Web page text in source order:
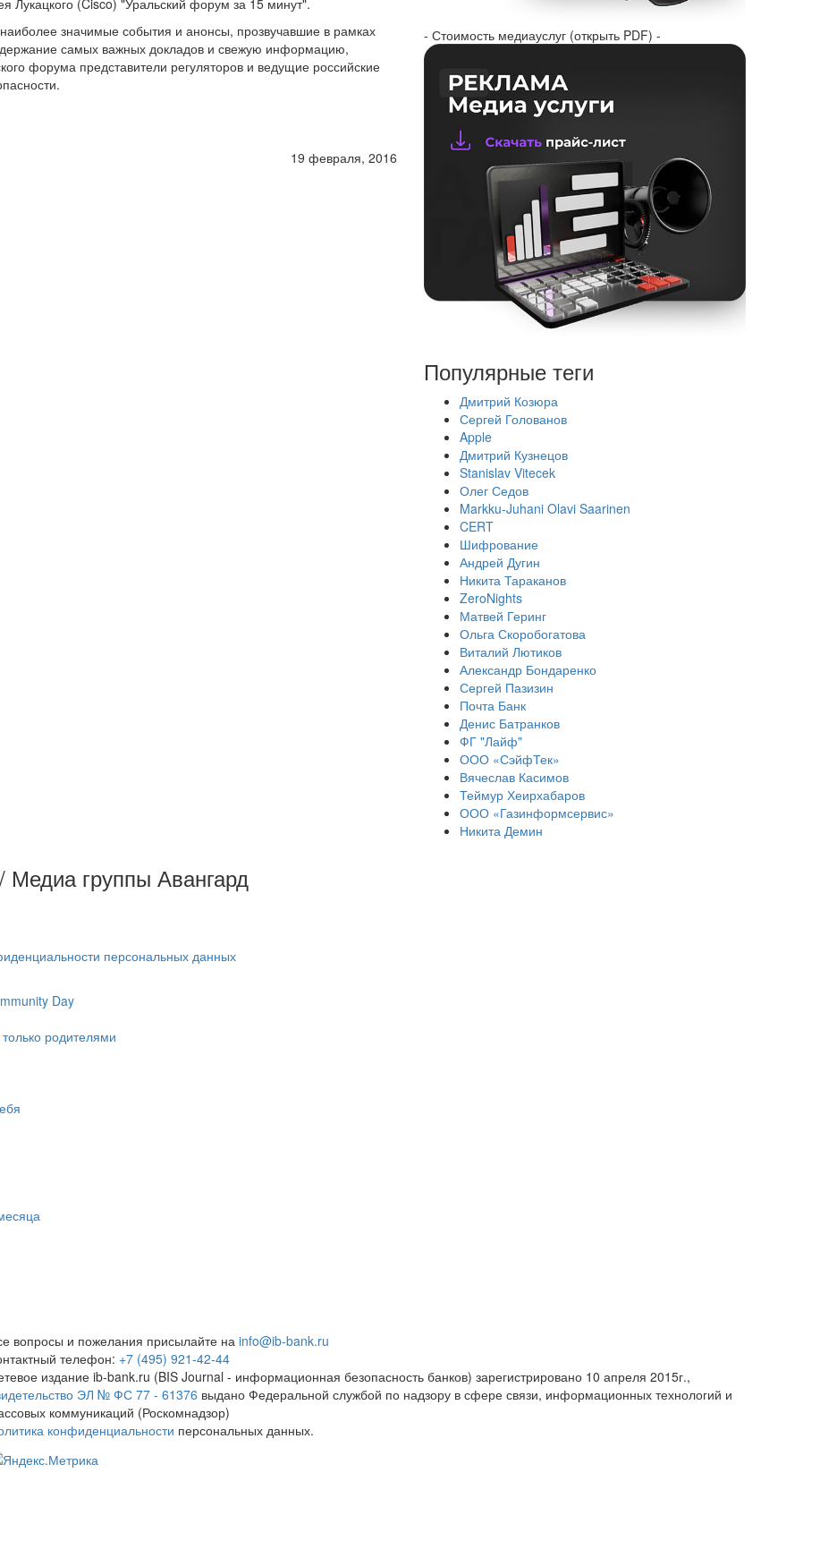
Лукацкого (Cisco) "Уральский форум за 15 минут".
значимые события и анонсы, прозвучавшие в рамках
самых важных докладов и свежую информацию,
форума представители регуляторов и ведущие российские
19 февраля, 2016
- Стоимость медиауслуг (открыть PDF) -
Популярные теги
Дмитрий Козюра
Сергей Голованов
Apple
Дмитрий Кузнецов
Stanislav Vitecek
Олег Седов
Markku-Juhani Olavi Saarinen
CERT
Шифрование
Андрей Дугин
Никита Тараканов
ZeroNights
Матвей Геринг
Ольга Скоробогатова
Виталий Лютиков
Александр Бондаренко
Сергей Пазизин
Почта Банк
Денис Батранков
ФГ "Лайф"
ООО «СэйфТек»
Вячеслав Касимов
Теймур Хеирхабаров
ООО «Газинформсервис»
Никита Демин
Медиа группы Авангард
персональных данных
Day
родителями
вопросы и пожелания присылайте на info@ib-bank.ru
телефон: +7 (495) 921-42-44
издание ib-bank.ru (BIS Journal - информационная безопасность банков) зарегистрировано 10 апреля 2015г.,
ЭЛ № ФС 77 - 61376 выдано Федеральной службой по надзору в сфере связи, информационных технологий и
коммуникаций (Роскомнадзор)
конфиденциальности персональных данных.